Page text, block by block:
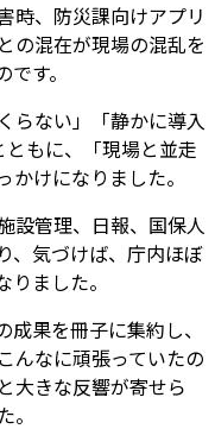
時、防災課向けアプリ
の混在が現場の混乱を
す。
らない」「静かに導入
もに、「現場と並走
けになりました。
設管理、日報、国保人
、気づけば、庁内ほぼ
ました。
果を冊子に集約し、
んなに頑張っていたの
大きな反響が寄せら